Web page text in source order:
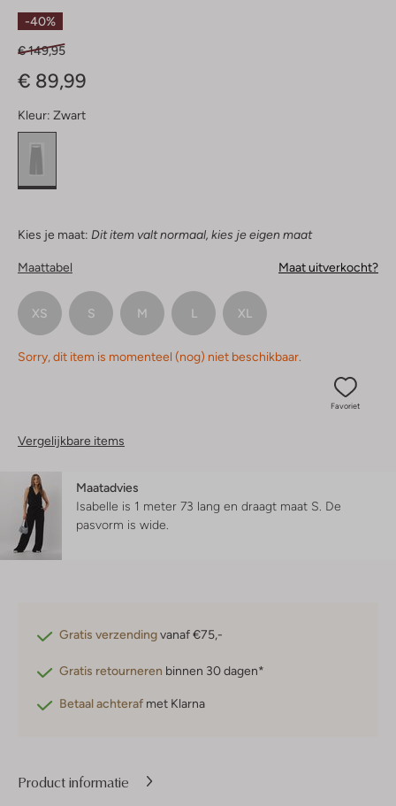
-40%
€ 149,95
€ 89,99
Kleur: Zwart
Kies je maat: Dit item valt normaal, kies je eigen maat
Maattabel Maat uitverkocht?
XS S M L XL
Sorry, dit item is momenteel (nog) niet beschikbaar.
Favoriet
Vergelijkbare items
Maatadvies
Isabelle is 1 meter 73 lang en draagt maat S. De
pasvorm is wide
Gratis verzendingvanaf €75,-
Gratis retourneren binnen 30 dagen*
Betaal achteraf met Klarna
Product informatie